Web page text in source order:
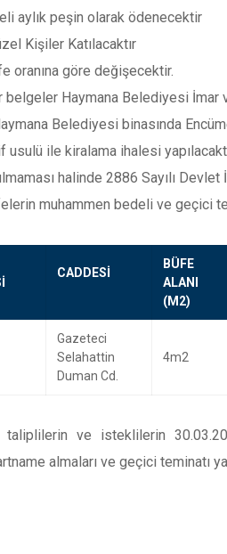
aylık peşin olarak ödenecektir
Kişiler Katılacaktır
oranına göre değişecektir.
Haymana Belediyesi İmar
Belediyesi binasında
usulü ile kiralama ihalesi
halinde 2886 Sayılı Devlet
muhammen bedeli ve geçici
CADDESİ
BÜFE
ALANI
(M2)
Gazeteci
Selahattin
Duman Cd.
4m2
taliplilerin ve isteklilerin
almaları ve geçici teminatı